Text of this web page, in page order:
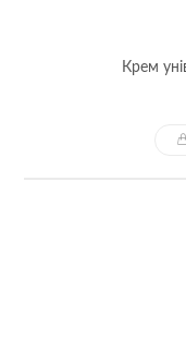
Крем